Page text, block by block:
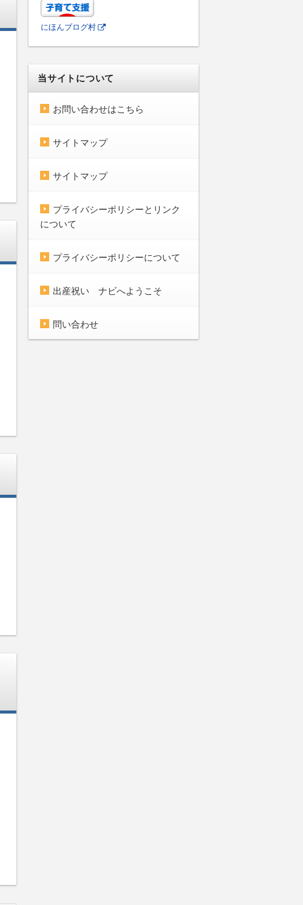
にほんブログ村
当サイトについて
お問い合わせはこちら
サイトマップ
サイトマップ
プライバシーポリシーとリンク
について
プライバシーポリシーについて
出産祝い ナビへようこそ
問い合わせ